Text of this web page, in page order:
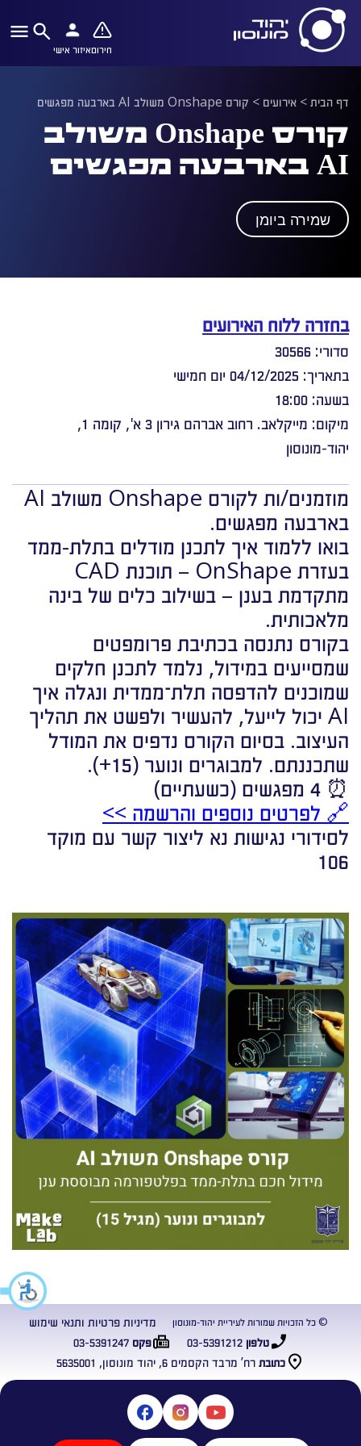
חירוםאיזור אישי
דף הבית> אירועים > קורס Onshape משולב AI בארבעה מפגשים
קורס Onshape משולב
AI בארבעה מפגשים
שמירה ביומן
בחזרה ללוח האירועים
סדורי: 30566
בתאריך: 04/12/2025 יום חמישי
בשעה: 18:00
מיקום: מייקלאב. רחוב אברהם גירון 3 א', קומה 1,
יהוד-מונוסון
מוזמנים/ות לקורס Onshape משולב AI
בארבעה מפגשים.
בואו ללמוד איך לתכנן מודלים בתלת-ממד
בעזרת OnShape – תוכנת CAD
מתקדמת בענן – בשילוב כלים של בינה
מלאכותית.
בקורס נתנסה בכתיבת פרומפטים
שמסייעים במידול, נלמד לתכנן חלקים
שמוכנים להדפסה תלת־ממדית ונגלה איך
AI יכול לייעל, להעשיר ולפשט את תהליך
העיצוב. בסיום הקורס נדפיס את המודל
שתכננתם. למבוגרים ונוער (15+).
⏰ 4 מפגשים (כשעתיים)
🔗 לפרטים נוספים והרשמה >>
לסידורי נגישות נא ליצור קשר עם מוקד
106
כתובת רח’ מרבד הקסמים 6, יהוד מונוסון, 5635001
טלפון03-5391212 פקס03-5391247
© כל הזכויות שמורות לעיריית יהוד-מונוסון מדיניות פרטיות ותנאי שימוש